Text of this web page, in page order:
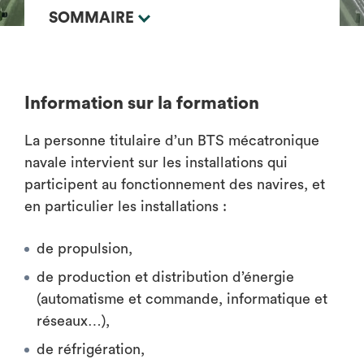
SOMMAIRE
Information sur la formation
La personne titulaire d’un BTS mécatronique
navale intervient sur les installations qui
participent au fonctionnement des navires, et
en particulier les installations :
de propulsion,
de production et distribution d’énergie
(automatisme et commande, informatique et
réseaux…),
de réfrigération,